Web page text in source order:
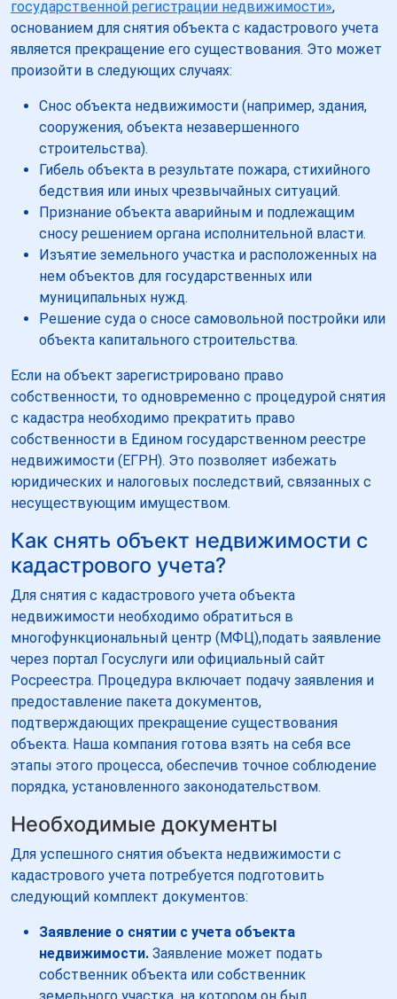
государственной регистрации недвижимости»,
основанием для снятия объекта с кадастрового учета
является прекращение его существования. Это может
произойти в следующих случаях:
Снос объекта недвижимости (например, здания,
сооружения, объекта незавершенного
строительства).
Гибель объекта в результате пожара, стихийного
бедствия или иных чрезвычайных ситуаций.
Признание объекта аварийным и подлежащим
сносу решением органа исполнительной власти.
Изъятие земельного участка и расположенных на
нем объектов для государственных или
муниципальных нужд.
Решение суда о сносе самовольной постройки или
объекта капитального строительства.
Если на объект зарегистрировано право
собственности, то одновременно с процедурой снятия
с кадастра необходимо прекратить право
собственности в Едином государственном реестре
недвижимости (ЕГРН). Это позволяет избежать
юридических и налоговых последствий, связанных с
несуществующим имуществом.
Как снять объект недвижимости с
кадастрового учета?
Для снятия с кадастрового учета объекта
недвижимости необходимо обратиться в
многофункциональный центр (МФЦ),подать заявление
через портал Госуслуги или официальный сайт
Росреестра. Процедура включает подачу заявления и
предоставление пакета документов,
подтверждающих прекращение существования
объекта. Наша компания готова взять на себя все
этапы этого процесса, обеспечив точное соблюдение
порядка, установленного законодательством.
Необходимые документы
Для успешного снятия объекта недвижимости с
кадастрового учета потребуется подготовить
следующий комплект документов:
Заявление о снятии с учета объекта
недвижимости. Заявление может подать
собственник объекта или собственник
земельного участка, на котором он был